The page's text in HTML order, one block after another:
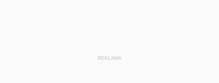
REKLAMA